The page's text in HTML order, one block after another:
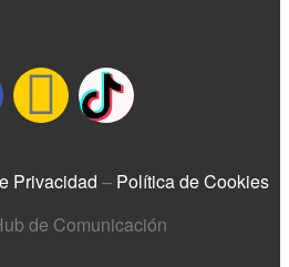
Privacidad – Política de Cookies
de Comunicación